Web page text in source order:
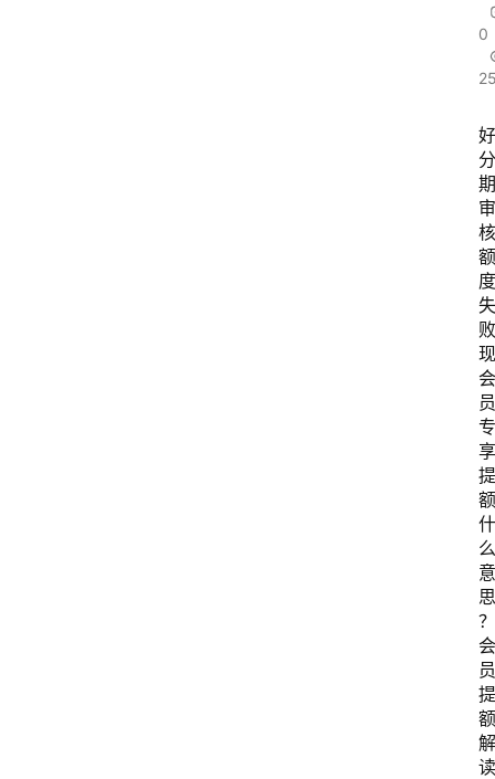
0
好
分
期
审
核
额
度
失
败
现
会
员
专
享
提
额
什
么
意
思
？
会
员
提
额
解
读